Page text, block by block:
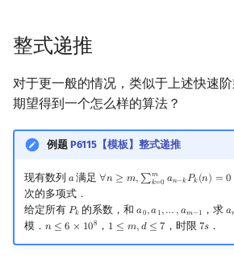
整式递推
对于更一般的情况，类似于上述快速
期望得到一个怎么样的算法？
例题 P6115【模板】整式递推
现有数列 𝑎
a满足∀𝑛 ≥ 𝑚, ∑𝑚
𝑘=0 𝑎𝑛−𝑘𝑃𝑘(𝑛) = 0
∀n≥m ,∑k =0ma n−kPk(n)=0
次的多项式．
给定所有 𝑃𝑘
Pk 的系数，和𝑎0,𝑎1,… ,𝑎𝑚−1
a0,a1,…,am−1 ，求𝑎
a
模． 𝑛 ≤ 6 × 108
n≤6 ×108 ， 1 ≤ 𝑚,𝑑 ≤ 7
1 ≤m ,d≤ 7 ，时限 7𝑠
7s ．